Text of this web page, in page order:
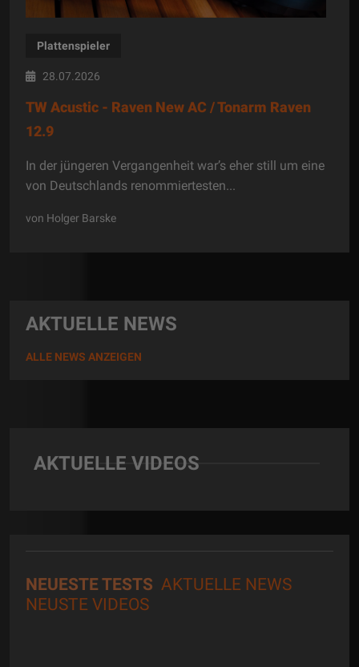
Plattenspieler
28.07.2026
TW Acustic - Raven New AC / Tonarm Raven
12.9
In der jüngeren Vergangenheit war’s eher still um eine
von Deutschlands renommiertesten...
von Holger Barske
AKTUELLE NEWS
ALLE NEWS ANZEIGEN
AKTUELLE VIDEOS
NEUESTE TESTS AKTUELLE NEWS
NEUSTE VIDEOS